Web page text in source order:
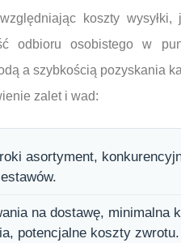
koszty
odbioru osobistego w
a szybkością pozyskania
zalet i wad:
asortyment,
na dostawę, minimalna
potencjalne koszty zwrotu.